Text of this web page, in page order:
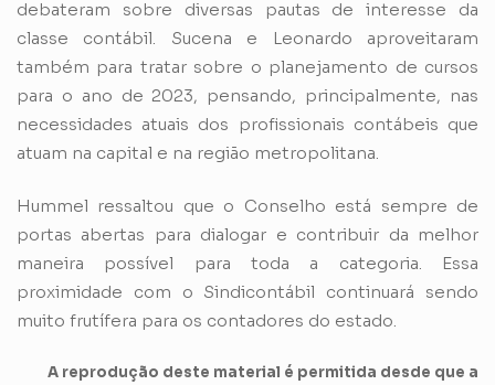
debateram sobre diversas pautas de interesse da
classe contábil. Sucena e Leonardo aproveitaram
também para tratar sobre o planejamento de cursos
para o ano de 2023, pensando, principalmente, nas
necessidades atuais dos profissionais contábeis que
atuam na capital e na região metropolitana.
Hummel ressaltou que o Conselho está sempre de
portas abertas para dialogar e contribuir da melhor
maneira possível para toda a categoria. Essa
proximidade com o Sindicontábil continuará sendo
muito frutífera para os contadores do estado.
A reprodução deste material é permitida desde que a